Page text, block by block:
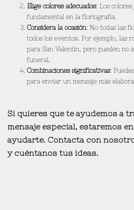
Elige colores adecuados: Los
fundamental en la floriografía.
Considera la ocasión: No todas las
todos los eventos. Por ejemplo, las
para San Valentín, pero pueden no
funeral.
Combinaciones significativas:
para enviar un mensaje más
Si quieres que te ayudemos a
mensaje especial, estaremos
ayudarte. Contacta con
y cuéntanos tus ideas.